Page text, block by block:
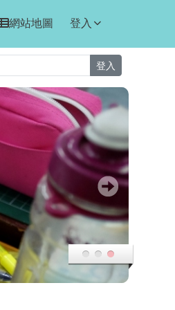
網站地圖 登入
登入